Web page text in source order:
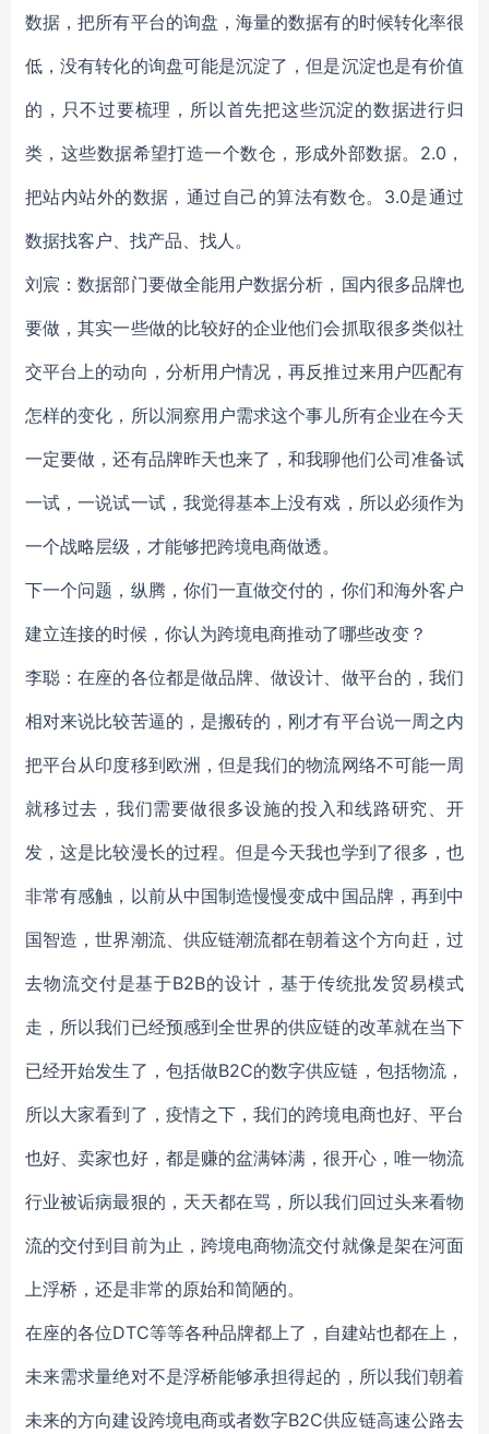
数据，把所有平台的询盘，海量的数据有的时候转化率很
低，没有转化的询盘可能是沉淀了，但是沉淀也是有价值
的，只不过要梳理，所以首先把这些沉淀的数据进行归
类，这些数据希望打造一个数仓，形成外部数据。2.0，
把站内站外的数据，通过自己的算法有数仓。3.0是通过
数据找客户、找产品、找人。
刘宸：数据部门要做全能用户数据分析，国内很多品牌也
要做，其实一些做的比较好的企业他们会抓取很多类似社
交平台上的动向，分析用户情况，再反推过来用户匹配有
怎样的变化，所以洞察用户需求这个事儿所有企业在今天
一定要做，还有品牌昨天也来了，和我聊他们公司准备试
一试，一说试一试，我觉得基本上没有戏，所以必须作为
一个战略层级，才能够把跨境电商做透。
下一个问题，纵腾，你们一直做交付的，你们和海外客户
建立连接的时候，你认为跨境电商推动了哪些改变？
李聪：在座的各位都是做品牌、做设计、做平台的，我们
相对来说比较苦逼的，是搬砖的，刚才有平台说一周之内
把平台从印度移到欧洲，但是我们的物流网络不可能一周
就移过去，我们需要做很多设施的投入和线路研究、开
发，这是比较漫长的过程。但是今天我也学到了很多，也
非常有感触，以前从中国制造慢慢变成中国品牌，再到中
国智造，世界潮流、供应链潮流都在朝着这个方向赶，过
去物流交付是基于B2B的设计，基于传统批发贸易模式
走，所以我们已经预感到全世界的供应链的改革就在当下
已经开始发生了，包括做B2C的数字供应链，包括物流，
所以大家看到了，疫情之下，我们的跨境电商也好、平台
也好、卖家也好，都是赚的盆满钵满，很开心，唯一物流
行业被诟病最狠的，天天都在骂，所以我们回过头来看物
流的交付到目前为止，跨境电商物流交付就像是架在河面
上浮桥，还是非常的原始和简陋的。
在座的各位DTC等等各种品牌都上了，自建站也都在上，
未来需求量绝对不是浮桥能够承担得起的，所以我们朝着
未来的方向建设跨境电商或者数字B2C供应链高速公路去